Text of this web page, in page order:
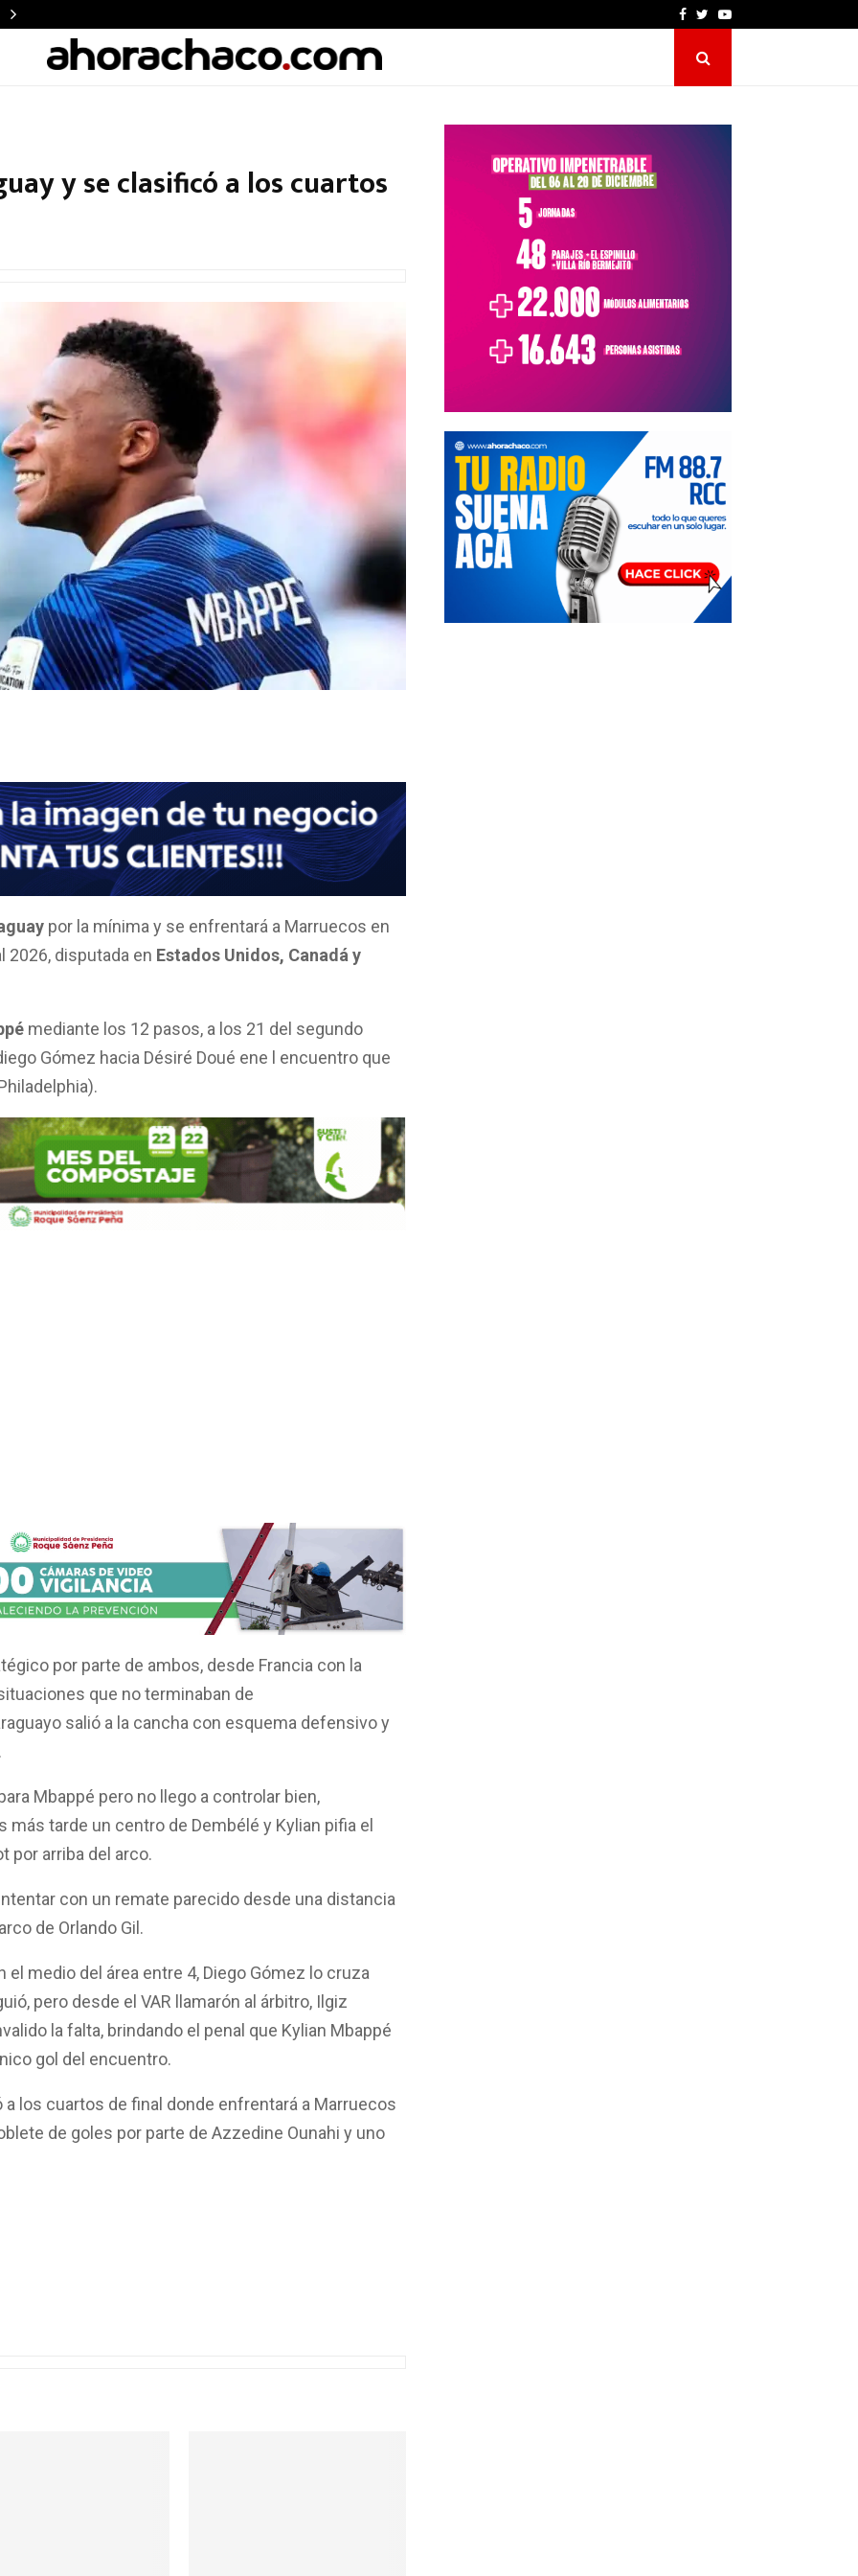
Facebook
TwitterYoutube
y se clasificó a los cuartos
por la mínima y se enfrentará a Marruecos en
2026, disputada en Estados Unidos, Canadá y
mediante los 12 pasos, a los 21 del segundo
Gómez hacia Désiré Doué ene l encuentro que
por parte de ambos, desde Francia con la
que no terminaban de
salió a la cancha con esquema defensivo y
Mbappé pero no llego a controlar bien,
tarde un centro de Dembélé y Kylian pifia el
por arriba del arco.
con un remate parecido desde una distancia
de Orlando Gil.
el medio del área entre 4, Diego Gómez lo cruza
pero desde el VAR llamarón al árbitro, Ilgiz
la falta, brindando el penal que Kylian Mbappé
gol del encuentro.
los cuartos de final donde enfrentará a Marruecos
de goles por parte de Azzedine Ounahi y uno